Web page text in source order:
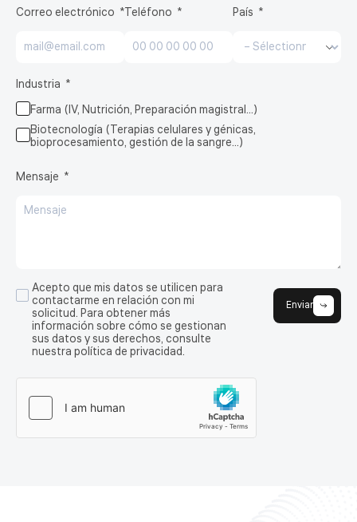
Correo electrónico Teléfono País
Industria
Farma (IV, Nutrición, Preparación magistral…)
Biotecnología (Terapias celulares y génicas,
bioprocesamiento, gestión de la sangre…)
Mensaje
Acepto que mis datos se utilicen para
contactarme en relación con mi
solicitud. Para obtener más
información sobre cómo se gestionan
sus datos y sus derechos, consulte
nuestra política de privacidad.
Enviar